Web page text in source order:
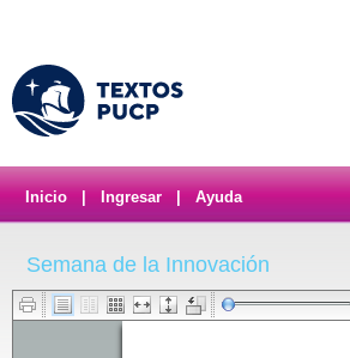
Inicio Ingresar Ayuda
Semana de la Innovación